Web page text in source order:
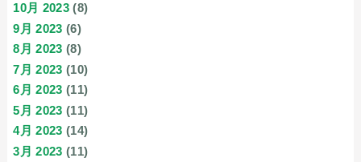
10月 2023 (8)
9月 2023 (6)
8月 2023 (8)
7月 2023 (10)
6月 2023 (11)
5月 2023 (11)
4月 2023 (14)
3月 2023 (11)